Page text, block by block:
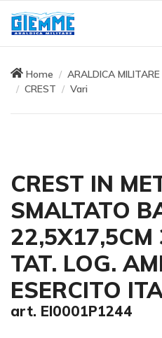
Home ARALDICA MILITARE
CREST
Vari
CREST IN
SMALTATO
22,5X17,5CM
TAT. LOG.
ESERCITO
art. EI0001P1244